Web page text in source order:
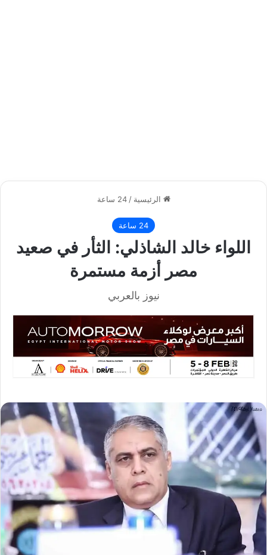
الرئيسية / 24 ساعة
24 ساعة
اللواء خالد الشاذلي: الثأر في صعيد
مصر أزمة مستمرة
نيوز بالعربي